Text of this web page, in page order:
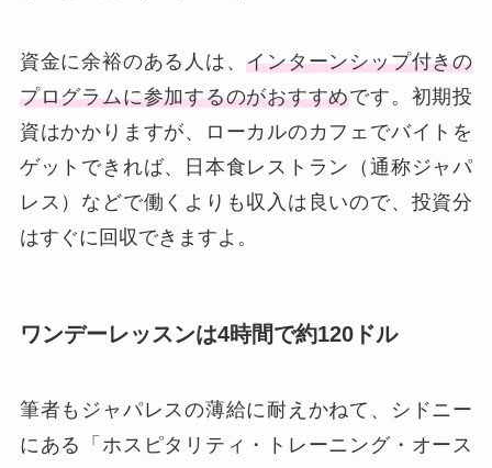
資金に余裕のある人は、インターンシップ付きの
プログラムに参加するのがおすすめです。初期投
資はかかりますが、ローカルのカフェでバイトを
ゲットできれば、日本食レストラン（通称ジャパ
レス）などで働くよりも収入は良いので、投資分
はすぐに回収できますよ。
ワンデーレッスンは4時間で約120ドル
筆者もジャパレスの薄給に耐えかねて、シドニー
にある「ホスピタリティ・トレーニング・オース